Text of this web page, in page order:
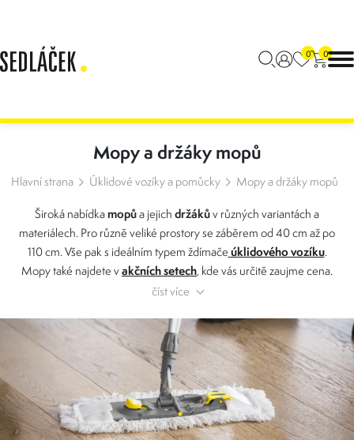
0 0
Mopy a držáky mopů
Hlavní strana Úklidové vozíky a pomůcky Mopy a držáky mopů
Široká nabídkamopůa jejich držákův různých variantách a
materiálech. Pro různě veliké prostory se záběrem od 40 cm až po
110 cm. Vše pak s ideálním typem ždímače úklidového vozíku.
Mopy také najdete vakčních setech, kde vás určitě zaujme cena.
číst více